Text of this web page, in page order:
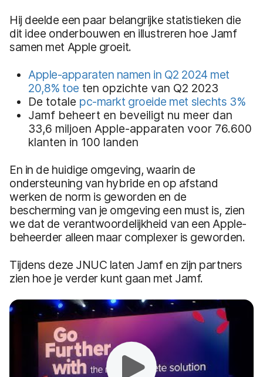
Hij deelde een paar belangrijke statistieken die
dit idee onderbouwen en illustreren hoe Jamf
samen met Apple groeit.
Apple-apparaten namen in Q2 2024 met
20,8% toe ten opzichte van Q2 2023
De totale pc-markt groeide met slechts 3%
Jamf beheert en beveiligt nu meer dan
33,6 miljoen Apple-apparaten voor 76.600
klanten in 100 landen
En in de huidige omgeving, waarin de
ondersteuning van hybride en op afstand
werken de norm is geworden en de
bescherming van je omgeving een must is, zien
we dat de verantwoordelijkheid van een Apple-
beheerder alleen maar complexer is geworden.
Tijdens deze JNUC laten Jamf en zijn partners
zien hoe je verder kunt gaan met Jamf.